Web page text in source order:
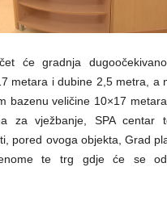
će gradnja
metara i dubine 2,5 metra, a
bazenu veličine 10×17
za vježbanje, SPA centar
pored ovoga objekta, Grad
te trg gdje će se